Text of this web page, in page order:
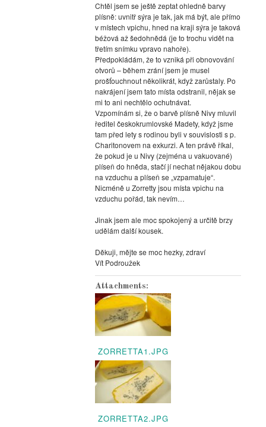
Chtěl jsem se ještě zeptat ohledně barvy
plísně: uvnitř sýra je tak, jak má být, ale přímo
v místech vpichu, hned na kraji sýra je taková
béžová až šedohnědá (je to trochu vidět na
třetím snímku vpravo nahoře).
Předpokládám, že to vzniká při obnovování
otvorů – během zrání jsem je musel
prošťouchnout několikrát, když zarůstaly. Po
nakrájení jsem tato místa odstranil, nějak se
mi to ani nechtělo ochutnávat.
Vzpomínám si, že o barvě plísně Nivy mluvil
ředitel českokrumlovské Madety, když jsme
tam před lety s rodinou byli v souvislosti s p.
Charitonovem na exkurzi. A ten právě říkal,
že pokud je u Nivy (zejména u vakuované)
plíseň do hněda, stačí jí nechat nějakou dobu
na vzduchu a plíseň se „vzpamatuje“.
Nicméně u Zorretty jsou místa vpichu na
vzduchu pořád, tak nevím…
Jinak jsem ale moc spokojený a určitě brzy
udělám další kousek.
Děkuji, mějte se moc hezky, zdraví
Vít Podroužek
Attachments:
ZORRETTA1.JPG
ZORRETTA2.JPG